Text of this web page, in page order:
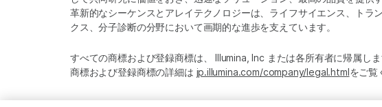
革新的なシーケンスとアレイテクノロジーは、ライフサイエンス、トラ
クス、分子診断の分野において画期的な進歩を支えています。
すべての商標および登録商標は、 Illumina, Inc または各所有者に帰属しま
商標および登録商標の詳細は jp.illumina.com/company/legal.htmlをご覧